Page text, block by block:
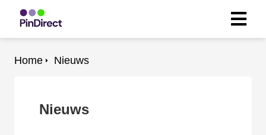
Nieuws
Home
Nieuws